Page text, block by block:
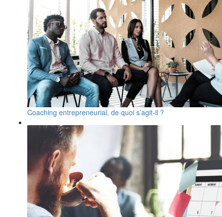
Coaching entrepreneurial, de quoi s’agit-il ?